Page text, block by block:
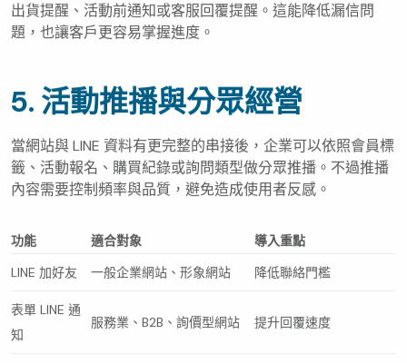
出貨提醒、活動前通知或客服回覆提醒。這能降低漏信問
題，也讓客戶更容易掌握進度。
5. 活動推播與分眾經營
當網站與 LINE 資料有更完整的串接後，企業可以依照會員標
籤、活動報名、購買紀錄或詢問類型做分眾推播。不過推播
內容需要控制頻率與品質，避免造成使用者反感。
功能 適合對象
導入重點
LINE 加好友
一般企業網站、形象網站 降低聯絡門檻
表單 LINE 通
知
服務業、B2B、詢價型網站 提升回覆速度